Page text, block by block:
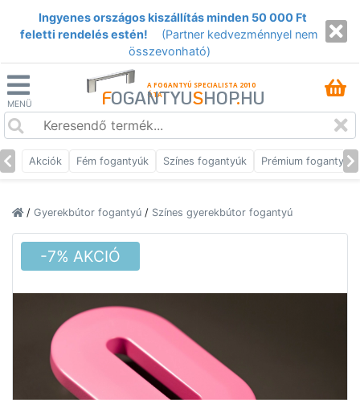
Ingyenes országos kiszállítás minden 50 000 Ft
feletti rendelés estén!
(Partner kedvezménnyel nem
összevonható)
MENÜ
A FOGANTYÚ SPECIALISTA 2010
ÓTA
FOGANTYUSHOP.HU
Akciók Fém fogantyúk Színes fogantyúk Prémium fogantyúk
/ Gyerekbútor fogantyú / Színes gyerekbútor fogantyú
-7% AKCIÓ